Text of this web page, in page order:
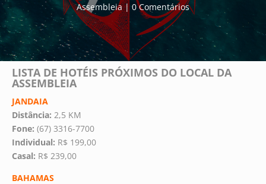
Assembleia
0 Comentários
LISTA DE HOTÉIS PRÓXIMOS DO LOCAL DA
ASSEMBLEIA
JANDAIA
Distância: 2,5 KM
Fone: (67) 3316-7700
Individual: R$ 199,00
Casal: R$ 239,00
BAHAMAS